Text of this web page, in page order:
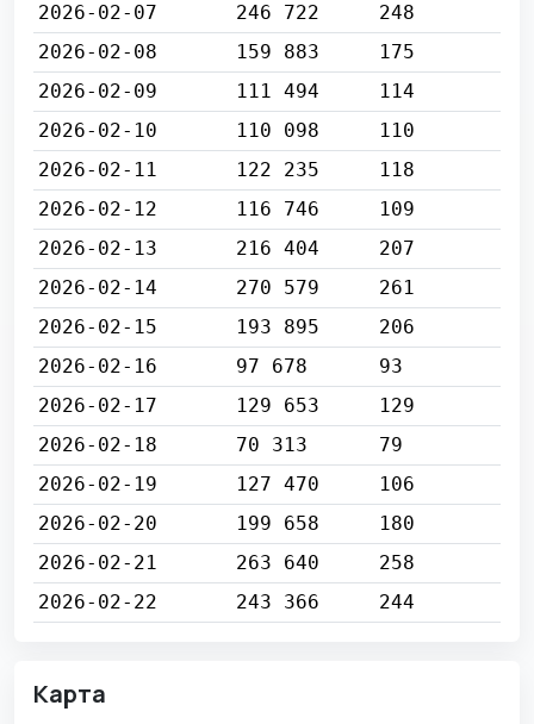
2026-02-07
246 722
248
2026-02-08
159 883
175
2026-02-09
111 494
114
2026-02-10
110 098
110
2026-02-11
122 235
118
2026-02-12
116 746
109
2026-02-13
216 404
207
2026-02-14
270 579
261
2026-02-15
193 895
206
2026-02-16
97 678
93
2026-02-17
129 653
129
2026-02-18
70 313
79
2026-02-19
127 470
106
2026-02-20
199 658
180
2026-02-21
263 640
258
2026-02-22
243 366 244
Карта